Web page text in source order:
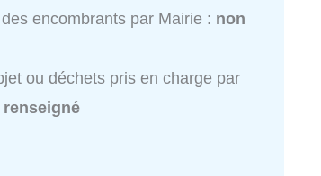
encombrants par Mairie : non
ou déchets pris en charge par
renseigné